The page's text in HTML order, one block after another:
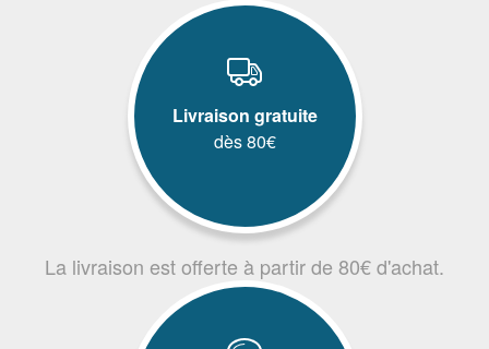
Livraison gratuite
dès 80€
La livraison est offerte à partir de 80€ d'achat.